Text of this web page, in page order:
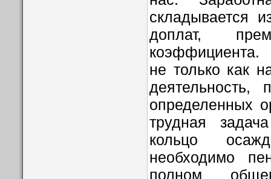
складывается
доплат,
коэффициента.
не только как
деятельность,
определенных
трудная
кольцо
необходимо
полном